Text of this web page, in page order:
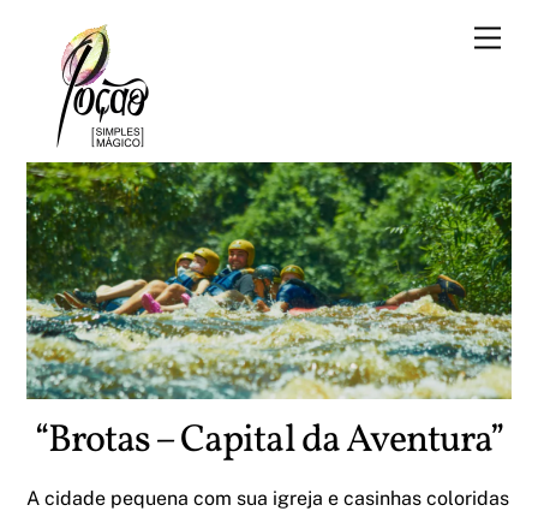
content
“Brotas – Capital da Aventura”
A cidade pequena com sua igreja e casinhas coloridas